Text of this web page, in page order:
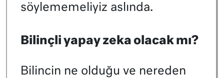
söylememeliyiz aslında.
Bilinçli yapay zeka olacak mı?
Bilincin ne olduğu ve nereden